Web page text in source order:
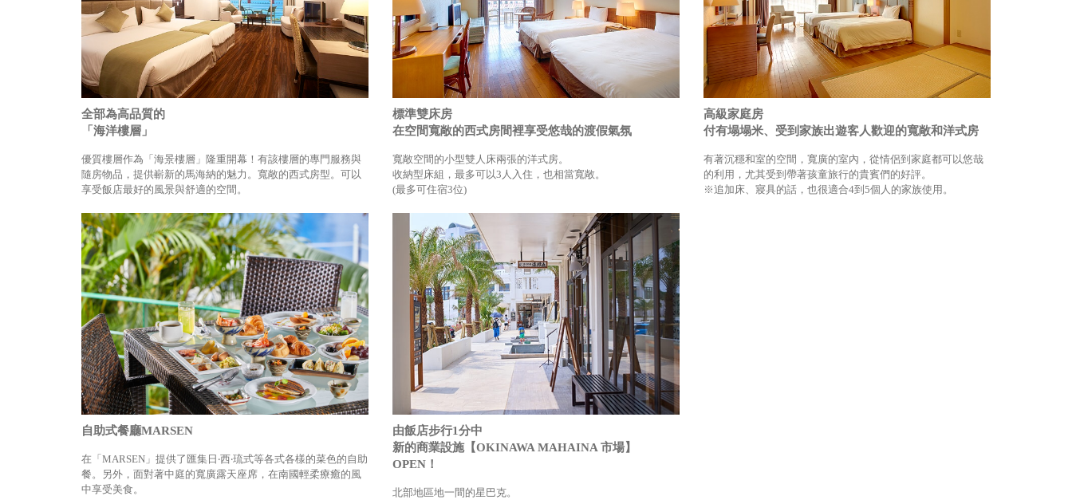
全部為高品質的
「海洋樓層」
優質樓層作為「海景樓層」隆重開幕！有該樓層的專門服務與
隨房物品，提供嶄新的馬海納的魅力。寬敞的西式房型。可以
享受飯店最好的風景與舒適的空間。
標準雙床房
在空間寬敞的西式房間裡享受悠哉的渡假氣氛
寬敞空間的小型雙人床兩張的洋式房。
收納型床組，最多可以3人入住，也相當寬敞。
(最多可住宿3位)
高級家庭房
付有塌塌米、受到家族出遊客人歡迎的寬敞和洋式房
有著沉穩和室的空間，寬廣的室內，從情侶到家庭都可以悠哉
的利用，尤其受到帶著孩童旅行的貴賓們的好評。
※追加床、寢具的話，也很適合4到5個人的家族使用。
自助式餐廳MARSEN
在「MARSEN」提供了匯集日‧西‧琉式等各式各樣的菜色的自助
餐。另外，面對著中庭的寬廣露天座席，在南國輕柔療癒的風
中享受美食。
由飯店步行1分中
新的商業設施【OKINAWA MAHAINA 市場】
OPEN！
北部地區地一間的星巴克。